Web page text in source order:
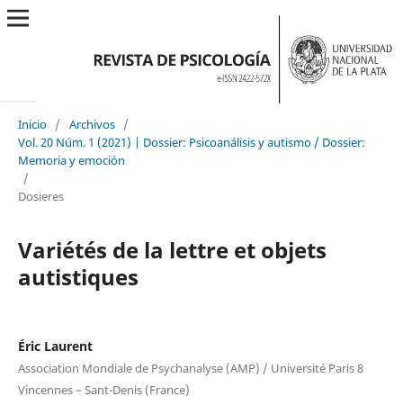
Inicio / Archivos /
Vol. 20 Núm. 1 (2021) | Dossier: Psicoanálisis y autismo / Dossier:
Memoria y emoción
/
Dosieres
Variétés de la lettre et objets
autistiques
Éric Laurent
Association Mondiale de Psychanalyse (AMP) / Université Paris 8
Vincennes – Sant-Denis (France)